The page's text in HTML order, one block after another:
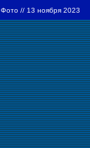
Фото // 13 ноября 2023